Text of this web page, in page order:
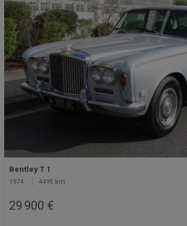
Bentley T 1
1974 4495 km
29 900 €